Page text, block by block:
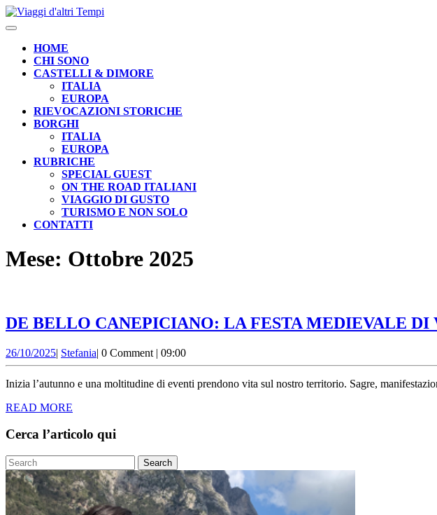
Skip
to
Open
ButtonHOME
CHI SONO
CASTELLI & DIMORE
ITALIA
EUROPA
RIEVOCAZIONI STORICHE
BORGHI
ITALIA
EUROPA
RUBRICHE
SPECIAL GUEST
ON THE ROAD ITALIANI
VIAGGIO DI GUSTO
TURISMO E NON SOLO
CONTATTI
BUTTON
Mese: Ottobre 2025
DE BELLO CANEPICIANO: LA FESTA MEDIEVALE DI
26/10/202526/10/2025
| StefaniaStefania
| 0 Comment | 09:00
Inizia l’autunno e una moltitudine di eventi prendono vita sul nostro territorio. Sagre,
READ MORE
Cerca l’articolo qui
Search
for: